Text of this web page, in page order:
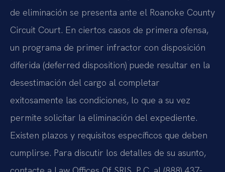
de eliminación se presenta ante el Roanoke County
Circuit Court. En ciertos casos de primera ofensa,
un programa de primer infractor con disposición
diferida (deferred disposition) puede resultar en la
desestimación del cargo al completar
exitosamente las condiciones, lo que a su vez
permite solicitar la eliminación del expediente.
Existen plazos y requisitos específicos que deben
cumplirse. Para discutir los detalles de su asunto,